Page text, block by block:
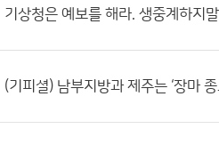
기상청은 예보를 해라. 생중계하지
(기피셜) 남부지방과 제주는 ‘장마